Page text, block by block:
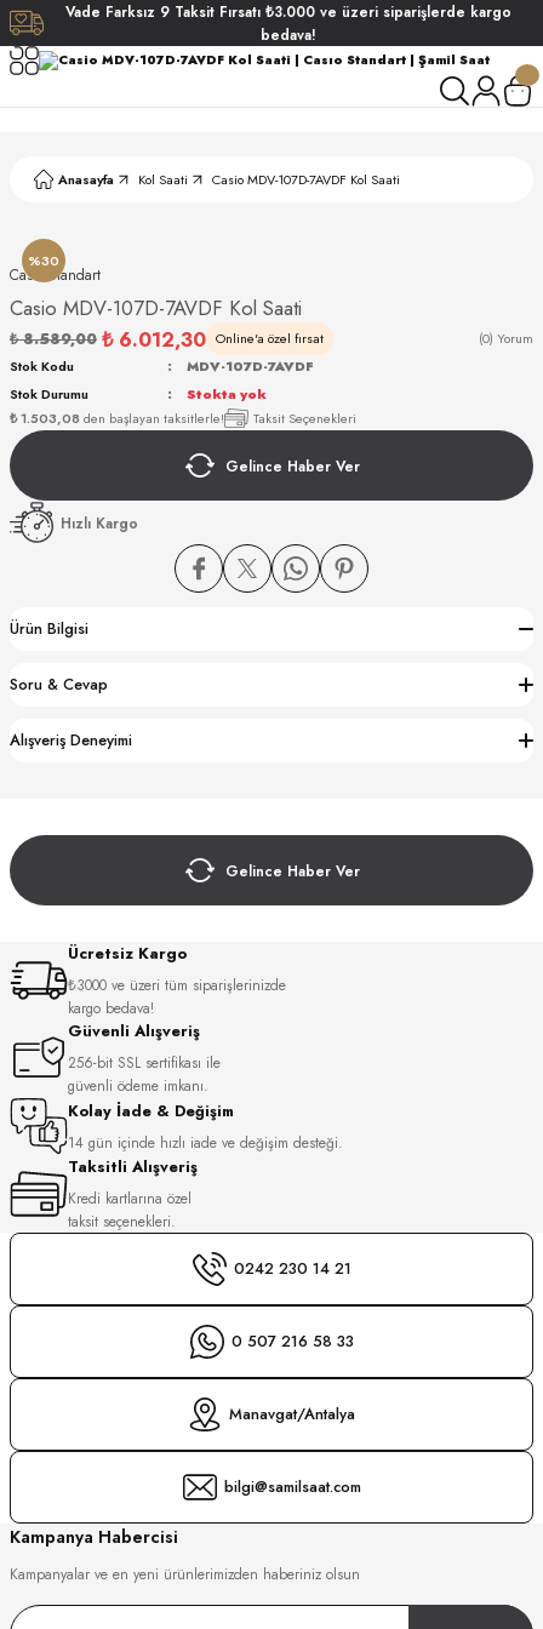
Vade Farksız 9 Taksit Fırsatı ₺3.000 ve üzeri siparişlerde kargo
bedava!
Anasayfa Kol Saati Casio MDV-107D-7AVDF Kol Saati
%30
Casıo Standart
Casio MDV-107D-7AVDF Kol Saati
₺ 8.589,00 ₺ 6.012,30 Online'a özel fırsat (0) Yorum
₺ 1.503,08 den başlayan taksitlerle! Taksit Seçenekleri
Stok Kodu
MDV-107D-7AVDF
Stok Durumu
Stokta yok
Gelince Haber Ver
Hızlı Kargo
Ürün Bilgisi
Soru & Cevap
Alışveriş Deneyimi
Gelince Haber Ver
Ücretsiz Kargo
₺3000 ve üzeri tüm siparişlerinizde
kargo bedava!
Güvenli Alışveriş
256-bit SSL sertifikası ile
güvenli ödeme imkanı.
Kolay İade & Değişim
14 gün içinde hızlı iade ve değişim desteği.
Taksitli Alışveriş
Kredi kartlarına özel
taksit seçenekleri.
0242 230 14 21
0 507 216 58 33
Manavgat/Antalya
bilgi@samilsaat.com
Kampanya Habercisi
Kampanyalar ve en yeni ürünlerimizden haberiniz olsun